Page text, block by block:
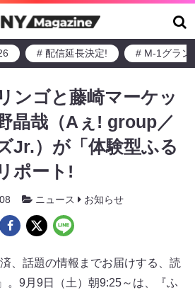
# 配信延長決定! # M-1グラン
ンゴと藤崎マーケッ
晶哉（Aぇ! group／
Jr.）が「体験型ふる
ポート!
ニュース お知らせ
、話題の情報までお届けする、読
。9月9日（土）朝9:25～は、『ふ